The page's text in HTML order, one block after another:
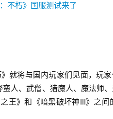
就将与国内玩家们见面，玩
人、武僧、猎魔人、魔法师
王》和《暗黑破坏神III》之